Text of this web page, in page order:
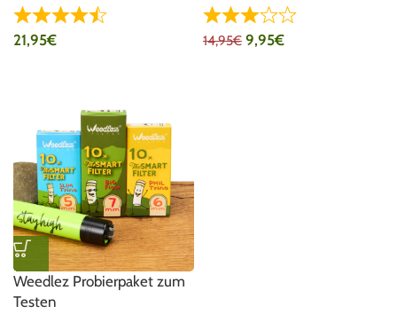
21,95€ 14,95€ 9,95€
Weedlez Probierpaket zum
Testen